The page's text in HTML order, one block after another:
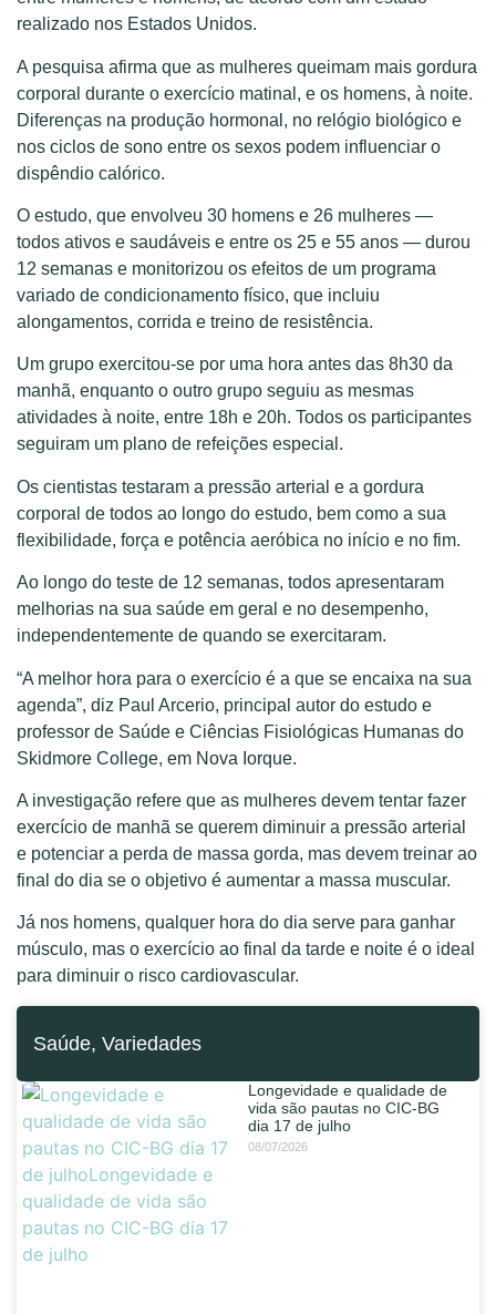
realizado nos Estados Unidos.
A pesquisa afirma que as mulheres queimam mais gordura
corporal durante o exercício matinal, e os homens, à noite.
Diferenças na produção hormonal, no relógio biológico e
nos ciclos de sono entre os sexos podem influenciar o
dispêndio calórico.
O estudo, que envolveu 30 homens e 26 mulheres —
todos ativos e saudáveis e entre os 25 e 55 anos — durou
12 semanas e monitorizou os efeitos de um programa
variado de condicionamento físico, que incluiu
alongamentos, corrida e treino de resistência.
Um grupo exercitou-se por uma hora antes das 8h30 da
manhã, enquanto o outro grupo seguiu as mesmas
atividades à noite, entre 18h e 20h. Todos os participantes
seguiram um plano de refeições especial.
Os cientistas testaram a pressão arterial e a gordura
corporal de todos ao longo do estudo, bem como a sua
flexibilidade, força e potência aeróbica no início e no fim.
Ao longo do teste de 12 semanas, todos apresentaram
melhorias na sua saúde em geral e no desempenho,
independentemente de quando se exercitaram.
“A melhor hora para o exercício é a que se encaixa na sua
agenda”, diz Paul Arcerio, principal autor do estudo e
professor de Saúde e Ciências Fisiológicas Humanas do
Skidmore College, em Nova Iorque.
A investigação refere que as mulheres devem tentar fazer
exercício de manhã se querem diminuir a pressão arterial
e potenciar a perda de massa gorda, mas devem treinar ao
final do dia se o objetivo é aumentar a massa muscular.
Já nos homens, qualquer hora do dia serve para ganhar
músculo, mas o exercício ao final da tarde e noite é o ideal
para diminuir o risco cardiovascular.
Saúde, Variedades
Longevidade e qualidade de
vida são pautas no CIC-BG
dia 17 de julho
08/07/2026